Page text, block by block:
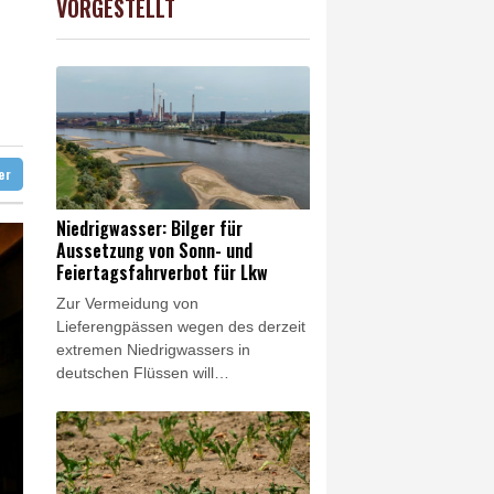
0.32%
VORGESTELLT
Niedrigwasser: Bilger für
Aussetzung von Sonn- und
Feiertagsfahrverbot für Lkw
Zur Vermeidung von
Lieferengpässen wegen des derzeit
extremen Niedrigwassers in
deutschen Flüssen will
Bilger (CDU) rasch dafür sorgen,
dass wichtige Güter zeitweilig
vermehrt über die Straße
transportiert werden können.